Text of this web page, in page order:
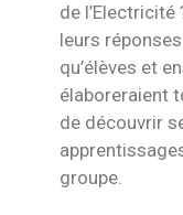
de
leurs
qu’élèves et
élaboreraient
de découvrir
groupe.